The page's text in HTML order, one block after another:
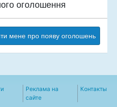
оголошення
мене про появу оголошень
Реклама на
сайте
Контакты